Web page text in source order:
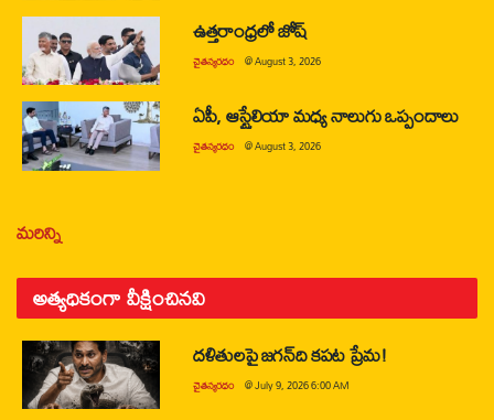
ఉత్తరాంధ్రలో జోష్
చైతన్యరధం @August 3, 2026
ఏపీ, ఆస్ట్రేలియా మధ్య నాలుగు ఒప్పందాలు
చైతన్యరధం @August 3, 2026
మరిన్ని
అత్యధికంగా వీక్షించినవి
దళితులపై జగన్‌ది కపట ప్రేమ!
చైతన్యరధం @July 9, 2026 6:00 AM